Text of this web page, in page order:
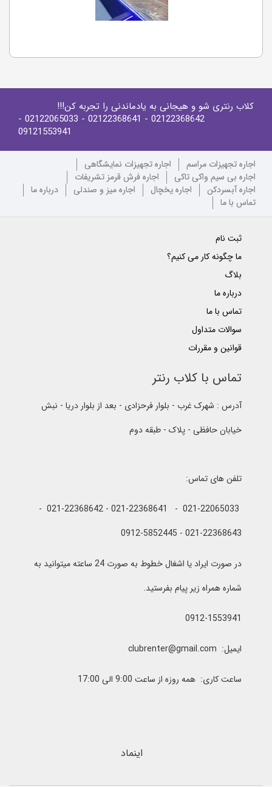
کلاب رنتری شو و هیجانی به یادماندنی را تجربه کن!!!
02122368642
- 02122368641
- 02122065033
-
09121553941
اجاره تجهیزات مراسم
اجاره تجهیزات نمایشگاهی
اجاره بی سیم واکی تاکی
اجاره فرش قرمز تشریفات
اجاره آبسردکن
اجاره یخچال اجاره میز و صندلی
درباره ما
تماس با ما
ثبت نام
ما چگونه کار می کنیم؟
بلاگ
درباره ما
تماس با ما
سوالات متداول
قوانین و مقررات
تماس با کلاب رنتر
آدرس : شهرک غرب - بلوار فرحزادی - بعد از بلوار دریا - نبش
خیابان حافظی - پلاک - طبقه دوم
تلفن های تماس:
021-22065033 - 021-22368641 - 021-22368642 -
021-22368643 - 0912-5852445
در صورت ایراد یا اشغال خطوط به صورت 24 ساعته میتوانید به
شماره همراه زیر پیام بفرستید.
0912-1553941
ایمیل: clubrenter@gmail.com
ساعت کاری: همه روزه از ساعت 9:00 الی 17:00
اینماد